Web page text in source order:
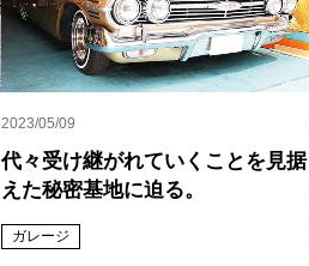
2023/05/09
代々受け継がれていくことを見据
えた秘密基地に迫る。
ガレージ